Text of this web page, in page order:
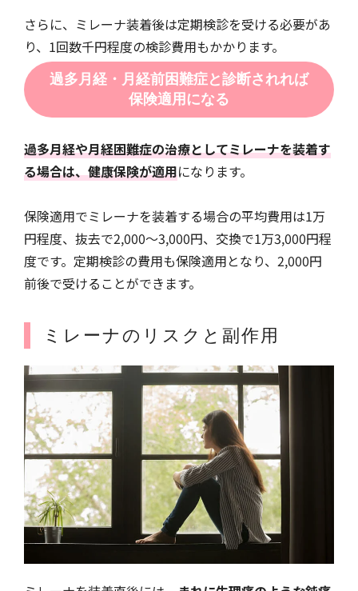
さらに、ミレーナ装着後は定期検診を受ける必要があ
り、1回数千円程度の検診費用もかかります。
過多月経・月経前困難症と診断されれば
保険適用になる
過多月経や月経困難症の治療としてミレーナを装着す
る場合は、健康保険が適用になります。
保険適用でミレーナを装着する場合の平均費用は1万
円程度、抜去で2,000～3,000円、交換で1万3,000円程
度です。定期検診の費用も保険適用となり、2,000円
前後で受けることができます。
ミレーナのリスクと副作用